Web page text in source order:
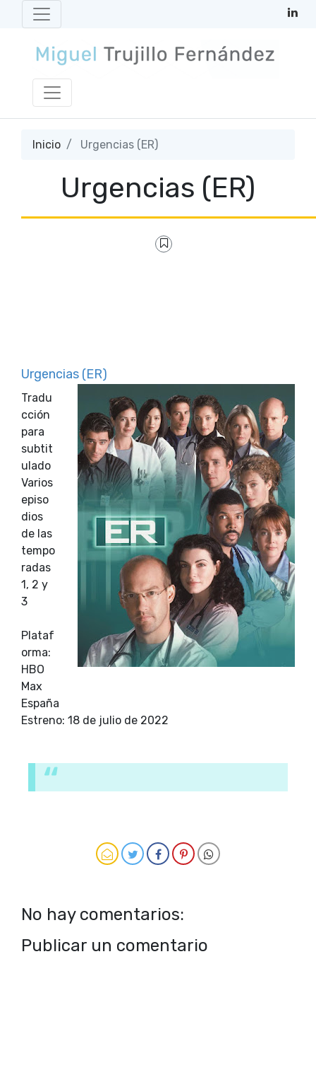
Inicio Urgencias (ER)
Urgencias (ER)
Urgencias (ER)
Tradu
cción
para
subtit
ulado
Varios
episo
dios
de las
tempo
radas
1, 2 y
3
Plataf
orma:
HBO
Max
España
Estreno: 18 de julio de 2022
No hay comentarios:
Publicar un comentario